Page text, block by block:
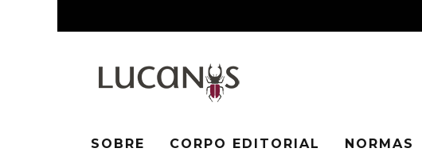
SOBRE CORPO EDITORIAL NORMAS